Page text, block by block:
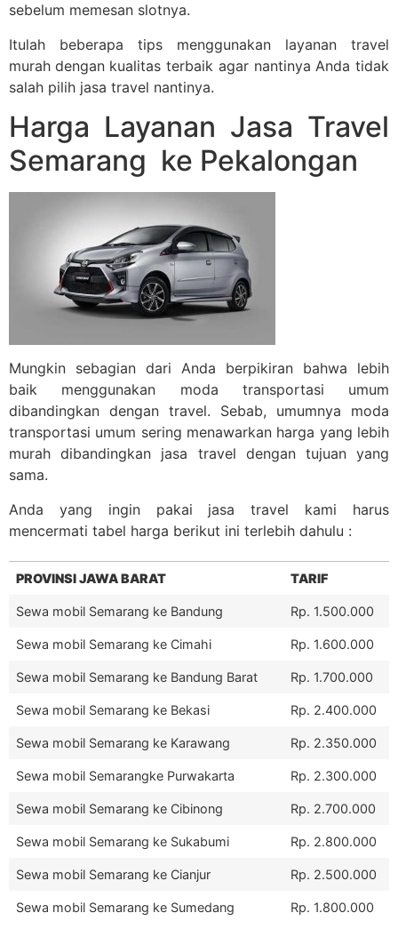
sebelum memesan slotnya.
Itulah beberapa tips menggunakan layanan travel
murah dengan kualitas terbaik agar nantinya Anda tidak
salah pilih jasa travel nantinya.
Harga Layanan Jasa Travel
Semarang ke Pekalongan
Mungkin sebagian dari Anda berpikiran bahwa lebih
baik menggunakan moda transportasi umum
dibandingkan dengan travel. Sebab, umumnya moda
transportasi umum sering menawarkan harga yang lebih
murah dibandingkan jasa travel dengan tujuan yang
sama.
Anda yang ingin pakai jasa travel kami harus
mencermati tabel harga berikut ini terlebih dahulu :
PROVINSI JAWA BARAT TARIF
Sewa mobil Semarang ke Bandung Rp. 1.500.000
Sewa mobil Semarang ke Cimahi Rp. 1.600.000
Sewa mobil Semarang ke Bandung Barat Rp. 1.700.000
Sewa mobil Semarang ke Bekasi Rp. 2.400.000
Sewa mobil Semarang ke Karawang Rp. 2.350.000
Sewa mobil Semarangke Purwakarta Rp. 2.300.000
Sewa mobil Semarang ke Cibinong Rp. 2.700.000
Sewa mobil Semarang ke Sukabumi Rp. 2.800.000
Sewa mobil Semarang ke Cianjur Rp. 2.500.000
Sewa mobil Semarang ke Sumedang Rp. 1.800.000